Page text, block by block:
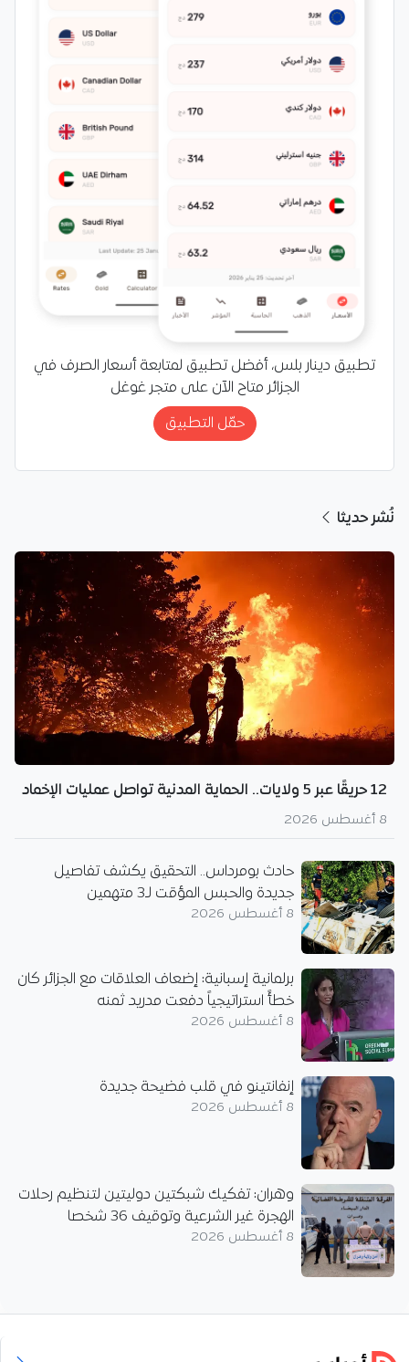
تطبيق دينار بلس، أفضل تطبيق لمتابعة أسعار الصرف في
الجزائر متاح الآن على متجر غوغل
حمّل التطبيق
نُشر حديثا
12 حريقًا عبر 5 ولايات.. الحماية المدنية تواصل عمليات الإخماد
8 أغسطس 2026
حادث بومرداس.. التحقيق يكشف تفاصيل
جديدة والحبس المؤقت لـ3 متهمين
8 أغسطس 2026
برلمانية إسبانية: إضعاف العلاقات مع الجزائر كان
خطأً استراتيجياً دفعت مدريد ثمنه
8 أغسطس 2026
إنفانتينو في قلب فضيحة جديدة
8 أغسطس 2026
وهران: تفكيك شبكتين دوليتين لتنظيم رحلات
الهجرة غير الشرعية وتوقيف 36 شخصا
8 أغسطس 2026